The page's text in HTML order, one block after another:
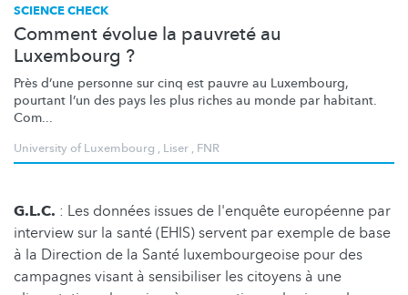
SCIENCE CHECK
Comment évolue la pauvreté au
Luxembourg ?
Près d’une personne sur cinq est pauvre au Luxembourg,
pourtant l’un des pays les plus riches au monde par habitant.
Com...
University of Luxembourg , Liser , FNR
G.L.C. : Les données issues de l'enquête européenne par
interview sur la santé (EHIS) servent par exemple de base
à la Direction de la Santé luxembourgeoise pour des
campagnes visant à sensibiliser les citoyens à une